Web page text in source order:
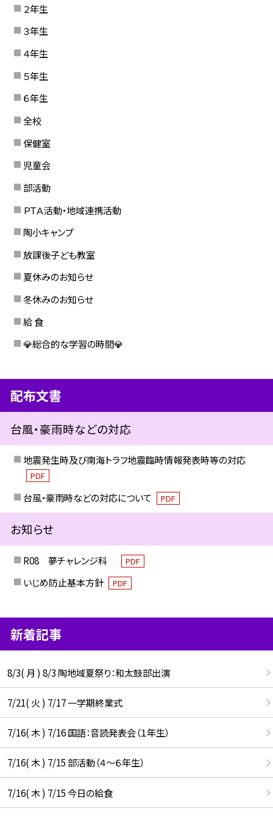
２年生
３年生
４年生
５年生
６年生
全校
保健室
児童会
部活動
ＰＴＡ活動・地域連携活動
陶小キャンプ
放課後子ども教室
夏休みのお知らせ
冬休みのお知らせ
給 食
💎総合的な学習の時間💎
配布文書
台風・豪雨時などの対応
地震発生時及び南海トラフ地震臨時情報発表時等の対応
PDF
台風・豪雨時などの対応について PDF
お知らせ
R08 夢チャレンジ科 PDF
いじめ防止基本方針 PDF
新着記事
8/3( 月 ) 8/3 陶地域夏祭り：和太鼓部出演
7/21( 火 ) 7/17 一学期終業式
7/16( 木 ) 7/16 国語：音読発表会（１年生）
7/16( 木 ) 7/15 部活動（４～６年生）
7/16( 木 ) 7/15 今日の給食